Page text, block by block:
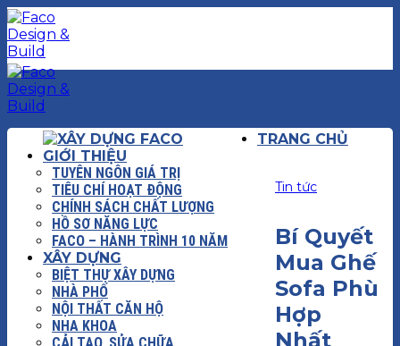
Chuyển
đến
nội
dung
TRANG CHỦ
GIỚI THIỆU
TUYÊN NGÔN GIÁ TRỊ
TIÊU CHÍ HOẠT ĐỘNG
CHÍNH SÁCH CHẤT LƯỢNG
HỒ SƠ NĂNG LỰC
FACO – HÀNH TRÌNH 10 NĂM
XÂY DỰNG
BIỆT THỰ XÂY DỰNG
NHÀ PHỐ
NỘI THẤT CĂN HỘ
NHA KHOA
Tin tức
Bí Quyết
Mua Ghế
Sofa Phù
Hợp
Nhất